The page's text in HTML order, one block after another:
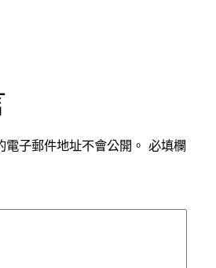
子郵件地址不會公開。 必填欄